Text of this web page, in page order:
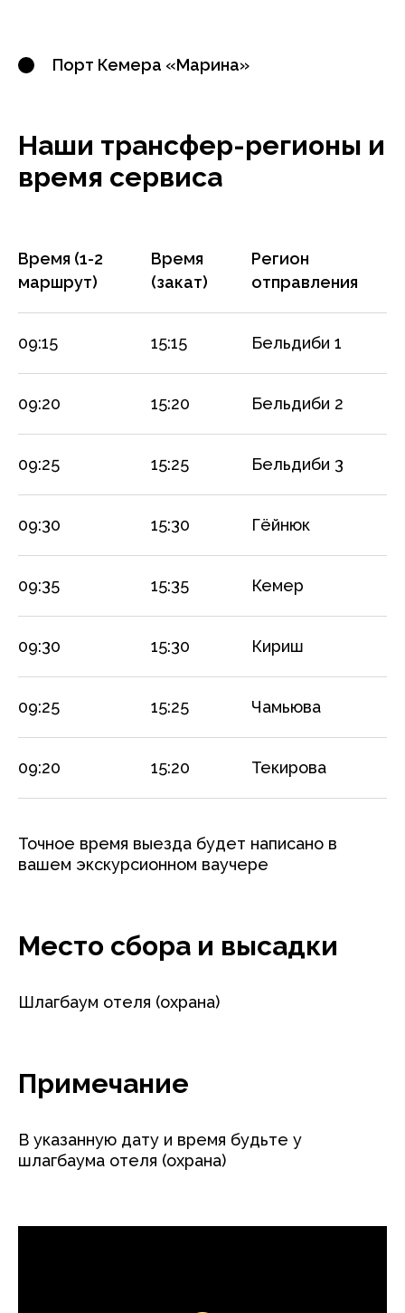
Порт Кемера «Марина»
Наши трансфер-регионы и
время сервиса
Время (1-2
маршрут)
Время
(закат)
Регион
отправления
09:15 15:15 Бельдиби 1
09:20 15:20 Бельдиби 2
09:25 15:25 Бельдиби 3
09:30 15:30 Гёйнюк
09:35 15:35 Кемер
09:30 15:30 Кириш
09:25 15:25 Чамьюва
09:20 15:20 Текирова
Точное время выезда будет написано в
вашем экскурсионном ваучере
Место сбора и высадки
Шлагбаум отеля (охрана)
Примечание
В указанную дату и время будьте у
шлагбаума отеля (охрана)